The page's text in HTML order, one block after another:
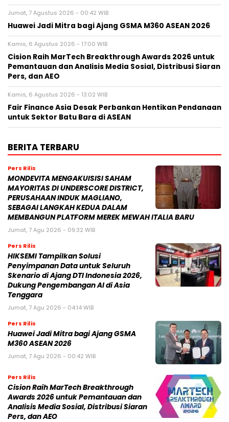
Jumat, 7 Agustus 2026 - 00:42 WIB
Huawei Jadi Mitra bagi Ajang GSMA M360 ASEAN 2026
Kamis, 6 Agustus 2026 - 17:00 WIB
Cision Raih MarTech Breakthrough Awards 2026 untuk
Pemantauan dan Analisis Media Sosial, Distribusi Siaran
Pers, dan AEO
Kamis, 6 Agustus 2026 - 13:02 WIB
Fair Finance Asia Desak Perbankan Hentikan Pendanaan
untuk Sektor Batu Bara di ASEAN
BERITA TERBARU
Pers Rilis
MONDEVITA MENGAKUISISI SAHAM
MAYORITAS DI UNDERSCORE DISTRICT,
PERUSAHAAN INDUK MAGLIANO,
SEBAGAI LANGKAH KEDUA DALAM
MEMBANGUN PLATFORM MEREK MEWAH ITALIA BARU
Jumat, 7 Agu 2026 - 09:32 WIB
Pers Rilis
HIKSEMI Tampilkan Solusi
Penyimpanan Data untuk Seluruh
Skenario di Ajang DTI Indonesia 2026,
Dukung Pengembangan AI di Asia
Tenggara
Jumat, 7 Agu 2026 - 04:14 WIB
Pers Rilis
Huawei Jadi Mitra bagi Ajang GSMA
M360 ASEAN 2026
Jumat, 7 Agu 2026 - 00:42 WIB
Pers Rilis
Cision Raih MarTech Breakthrough
Awards 2026 untuk Pemantauan dan
Analisis Media Sosial, Distribusi Siaran
Pers, dan AEO